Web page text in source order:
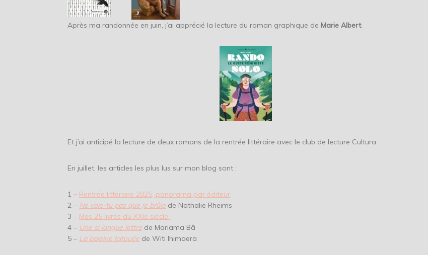
Après ma randonnée en juin, j’ai apprécié la lecture du roman graphique de Marie Albert.
Et j’ai anticipé la lecture de deux romans de la rentrée littéraire avec le club de lecture Cultura.
En juillet, les articles les plus lus sur mon blog sont :
1 – Rentrée littéraire 2025, panorama par éditeur
2 – Ne vois-tu pas que je brûle de Nathalie Rheims
3 – Mes 25 livres du XXIe siècle
4 – Une si longue lettre de Mariama Bâ
5 – La baleine tatouée de Witi Ihimaera